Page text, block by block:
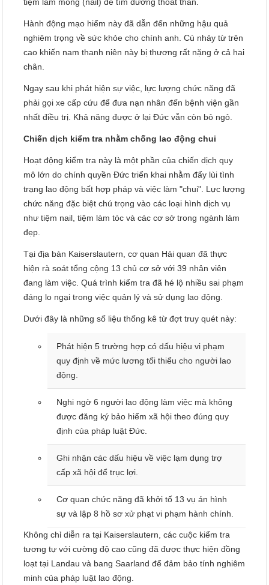
Hành động mạo hiểm này đã dẫn đến những hậu quả
nghiêm trọng về sức khỏe cho chính anh. Cú nhảy từ trên
cao khiến nam thanh niên này bị thương rất nặng ở cả hai
chân.
Ngay sau khi phát hiện sự việc, lực lượng chức năng đã
phải gọi xe cấp cứu để đưa nạn nhân đến bệnh viện gần
nhất điều trị. Khả năng được ở lại Đức vẫn còn bỏ ngỏ.
Chiến dịch kiểm tra nhằm chống lao động chui
Hoạt động kiểm tra này là một phần của chiến dịch quy
mô lớn do chính quyền Đức triển khai nhằm đẩy lùi tình
trạng lao động bất hợp pháp và việc làm "chui". Lực lượng
chức năng đặc biệt chú trọng vào các loại hình dịch vụ
như tiệm nail, tiệm làm tóc và các cơ sở trong ngành làm
đẹp.
Tại địa bàn Kaiserslautern, cơ quan Hải quan đã thực
hiện rà soát tổng cộng 13 chủ cơ sở với 39 nhân viên
đang làm việc. Quá trình kiểm tra đã hé lộ nhiều sai phạm
đáng lo ngại trong việc quản lý và sử dụng lao động.
Dưới đây là những số liệu thống kê từ đợt truy quét này:
Phát hiện 5 trường hợp có dấu hiệu vi phạm
quy định về mức lương tối thiểu cho người lao
động.
Nghi ngờ 6 người lao động làm việc mà không
được đăng ký bảo hiểm xã hội theo đúng quy
định của pháp luật Đức.
Ghi nhận các dấu hiệu về việc lạm dụng trợ
cấp xã hội để trục lợi.
Cơ quan chức năng đã khởi tố 13 vụ án hình
sự và lập 8 hồ sơ xử phạt vi phạm hành chính.
Không chỉ diễn ra tại Kaiserslautern, các cuộc kiểm tra
tương tự với cường độ cao cũng đã được thực hiện đồng
loạt tại Landau và bang Saarland để đảm bảo tính nghiêm
minh của pháp luật lao động.